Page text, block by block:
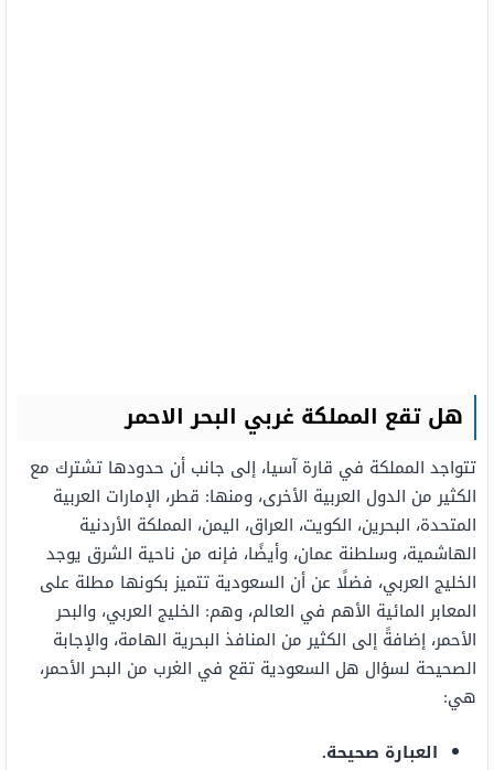
هل تقع المملكة غربي البحر الاحمر
تتواجد المملكة في قارة آسيا، إلى جانب أن حدودها تشترك مع
الكثير من الدول العربية الأخرى، ومنها: قطر، الإمارات العربية
المتحدة، البحرين، الكويت، العراق، اليمن، المملكة الأردنية
الهاشمية، وسلطنة عمان، وأيضًا، فإنه من ناحية الشرق يوجد
الخليج العربي، فضلًا عن أن السعودية تتميز بكونها مطلة على
المعابر المائية الأهم في العالم، وهم: الخليج العربي، والبحر
الأحمر، إضافةً إلى الكثير من المنافذ البحرية الهامة، والإجابة
الصحيحة لسؤال هل السعودية تقع في الغرب من البحر الأحمر،
هي:
العبارة صحيحة.